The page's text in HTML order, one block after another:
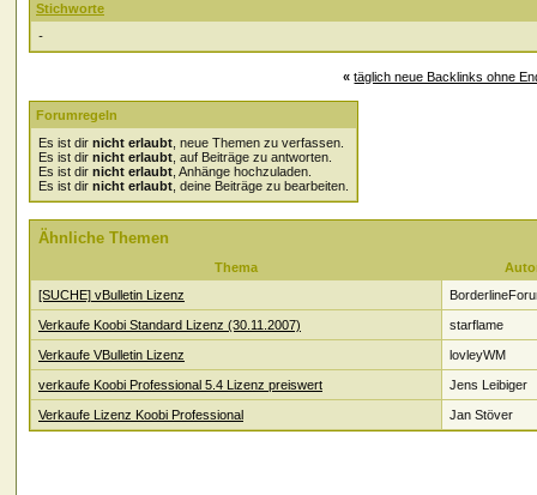
Stichworte
-
« täglich neue Backlinks ohne
Forumregeln
Es ist dir nicht erlaubt , neue Themen zu verfassen.
Es ist dir nicht erlaubt , auf Beiträge zu antworten.
Es ist dir nicht erlaubt , Anhänge hochzuladen.
Es ist dir nicht erlaubt , deine Beiträge zu bearbeiten.
Ähnliche Themen
Thema
[SUCHE] vBulletin Lizenz
Verkaufe Koobi Standard Lizenz (30.11.2007) starflame
Verkaufe VBulletin Lizenz lovleyWM
verkaufe Koobi Professional 5.4 Lizenz preiswert Jens Leibiger
Verkaufe Lizenz Koobi Professional Jan Stöver